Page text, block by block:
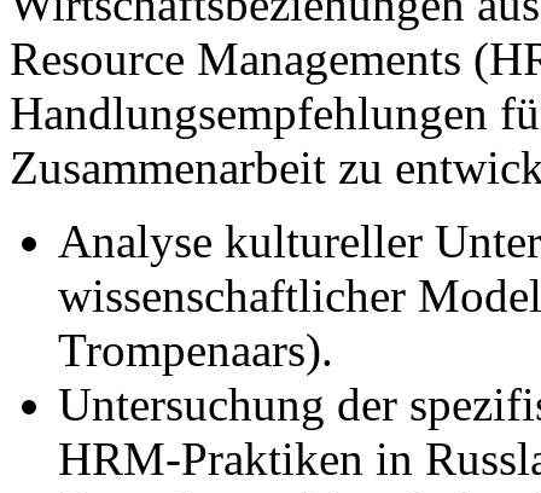
Resource Managements
Handlungsempfehlungen
Zusammenarbeit zu
Analyse kultureller
wissenschaftlicher
Trompenaars).
Untersuchung der
HRM-Praktiken in